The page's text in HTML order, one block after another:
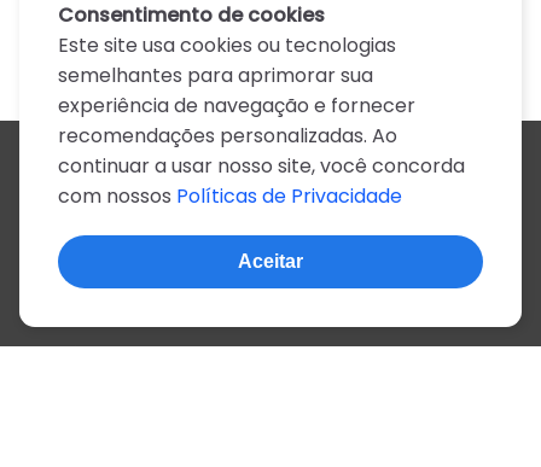
Todos os artistas
A
B C D E F G H I J
N
O P Q R S T U V W X
Z
0-9
© 2022, mais de 2 milhões de cifras e letras
Consentimento de cookies
Este site usa cookies ou tecnologias
semelhantes para aprimorar sua
experiência de navegação e fornecer
recomendações personalizadas. Ao
continuar a usar nosso site, você concorda
com nossos Políticas de Privacidade
Aceitar